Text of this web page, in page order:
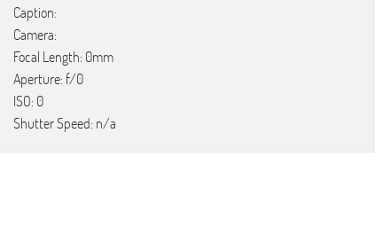
Caption:
Camera:
Focal Length: 0mm
Aperture: f/0
ISO: 0
Shutter Speed: n/a